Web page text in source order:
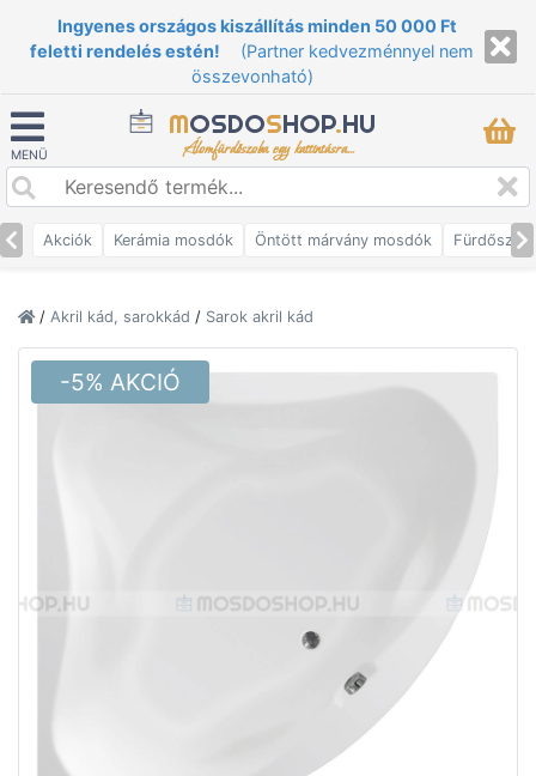
Ingyenes országos kiszállítás minden 50 000 Ft
feletti rendelés estén!
(Partner kedvezménnyel nem
összevonható)
MENÜ
MOSDOSHOP.HU
Álomfürdőszoba egy kattintásra...
Akciók Kerámia mosdók Öntött márvány mosdók
/ Akril kád, sarokkád / Sarok akril kád
-5% AKCIÓ